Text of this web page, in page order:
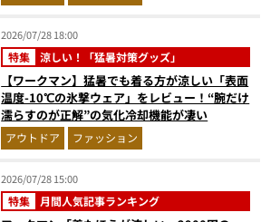
2026/07/28 18:00
特集 涼しい！「猛暑対策グッズ」
【ワークマン】猛暑でも着る方が涼しい「表面
温度-10℃の氷撃ウェア」をレビュー！“腕だけ
濡らすのが正解”の気化冷却機能が凄い
アウトドア ファッション
2026/07/28 15:00
特集 月間人気記事ランキング